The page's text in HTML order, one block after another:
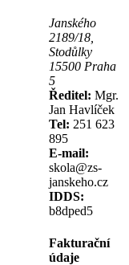
Janského
2189/18,
Stodůlky
15500 Praha
5
Ředitel: Mgr.
Jan Havlíček
Tel: 251 623
895
E-mail:
skola@zs-
janskeho.cz
IDDS:
b8dped5
Fakturační
údaje